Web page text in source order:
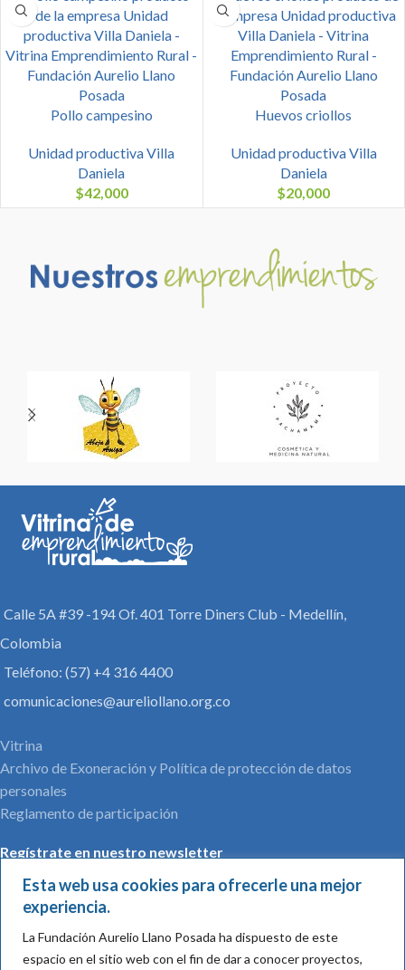
Esta web usa cookies para ofrecerle una mejor
experiencia.
La Fundación Aurelio Llano Posada ha dispuesto de este
espacio en el sitio web con el fin de dar a conocer proyectos,
Pollo campesino
Unidad productiva Villa
Daniela
$42,000
Huevos criollos
Unidad productiva Villa
Daniela
$20,000
Calle 5A #39 -194 Of. 401 Torre Diners Club - Medellín,
Colombia
Teléfono: (57) +4 316 4400
comunicaciones@aureliollano.org.co
Vitrina
Archivo de Exoneración y Política de protección de datos
personales
Reglamento de participación
Regístrate en nuestro newsletter
Nombre*: